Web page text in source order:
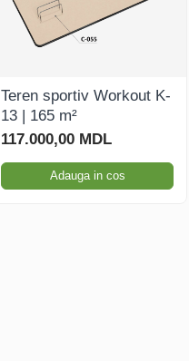
Teren sportiv Workout K-
13 | 165 m²
117.000,00 MDL
Adauga in cos